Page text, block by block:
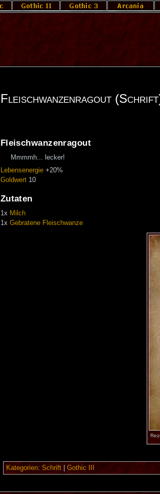
Fleischwanzenragout
Fleischwanzenragout
Mmmmh... lecker!
Lebensenergie+20%
Goldwert10
Zutaten
1x Milch
1x Gebratene Fleischwanze
Kategorien: Schrift| Gothic III